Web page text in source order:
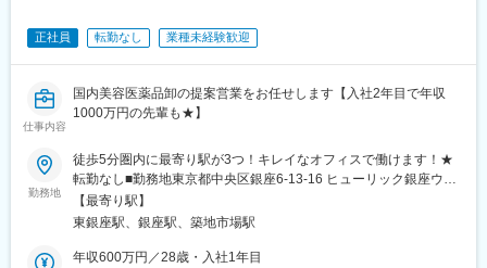
正社員 転勤なし 業種未経験歓迎
仕事内容
国内美容医薬品卸の提案営業をお任せします【入社2年目で年収
1000万円の先輩も★】
勤務地
徒歩5分圏内に最寄り駅が3つ！キレイなオフィスで働けます！★
転勤なし■勤務地東京都中央区銀座6-13-16 ヒューリック銀座ウォ
ールビル3階※受動喫煙対策：屋内禁煙
【最寄り駅】
東銀座駅、銀座駅、築地市場駅
年収600万円／28歳・入社1年目